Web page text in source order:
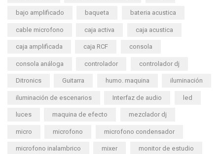
bajo amplificado baqueta bateria acustica
cable microfono caja activa caja acustica
caja amplificada caja RCF consola
consola análoga controlador controlador dj
Ditronics Guitarra humo. maquina iluminación
iluminación de escenarios Interfaz de audio led
luces maquina de efecto mezclador dj
micro microfono microfono condensador
microfono inalambrico mixer monitor de estudio